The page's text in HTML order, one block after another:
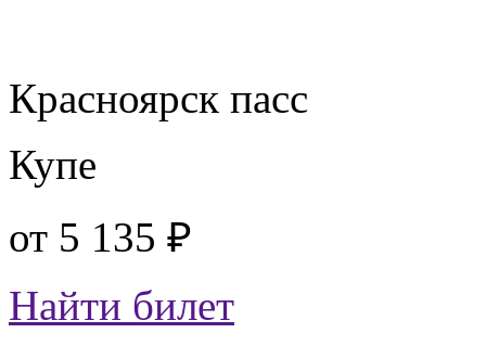
Красноярск пасс
Купе
от 5 135 ₽
Найти билет